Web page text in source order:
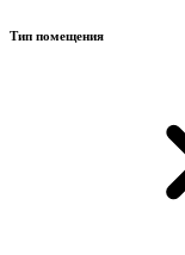
Тип помещения